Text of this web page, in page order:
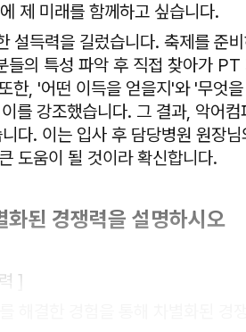
제 미래를 함께하고 싶습니다.
설득력을 길렀습니다. 축제를 준
들의 특성 파악 후 직접 찾아가 PT
한, '어떤 이득을 얻을지'와 '무엇
를 강조했습니다. 그 결과, 악어컴
다. 이는 입사 후 담당병원 원장님
도움이 될 것이라 확신합니다.
된 경쟁력을 설명하시오
]